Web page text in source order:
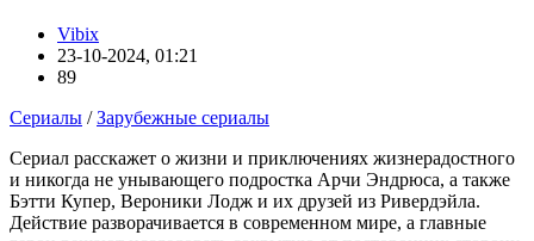
Vibix
23-10-2024, 01:21
89
Сериалы /Зарубежные сериалы
Сериал расскажет о жизни и приключениях жизнерадостного
и никогда не унывающего подростка Арчи Эндрюса, а также
Бэтти Купер, Вероники Лодж и их друзей из Ривердэйла.
Действие разворачивается в современном мире, а главные